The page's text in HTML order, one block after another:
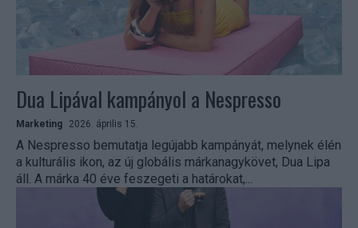
Dua Lipával kampányol a Nespresso
Marketing 2026. április 15.
A Nespresso bemutatja legújabb kampányát, melynek élén
a kulturális ikon, az új globális márkanagykövet, Dua Lipa
áll. A márka 40 éve feszegeti a határokat,...